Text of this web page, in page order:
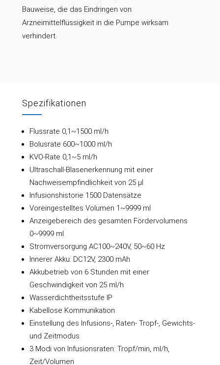
Bauweise, die das Eindringen von
Arzneimittelflüssigkeit in die Pumpe wirksam
verhindert.
Spezifikationen
Flussrate 0,1~1500 ml/h
Bolusrate 600~1000 ml/h
KVO-Rate 0,1~5 ml/h
Ultraschall-Blasenerkennung mit einer
Nachweisempfindlichkeit von 25 µl
Infusionshistorie 1500 Datensätze
Voreingestelltes Volumen 1~9999 ml
Anzeigebereich des gesamten Fördervolumens
0~9999 ml
Stromversorgung AC100~240V, 50~60 Hz
Innerer Akku: DC12V, 2300 mAh
Akkubetrieb von 6 Stunden mit einer
Geschwindigkeit von 25 ml/h
Wasserdichtheitsstufe IP
Kabellose Kommunikation
Einstellung des Infusions-, Raten- Tropf-, Gewichts-
und Zeitmodus
3 Modi von Infusionsraten: Tropf/min, ml/h,
Zeit/Volumen